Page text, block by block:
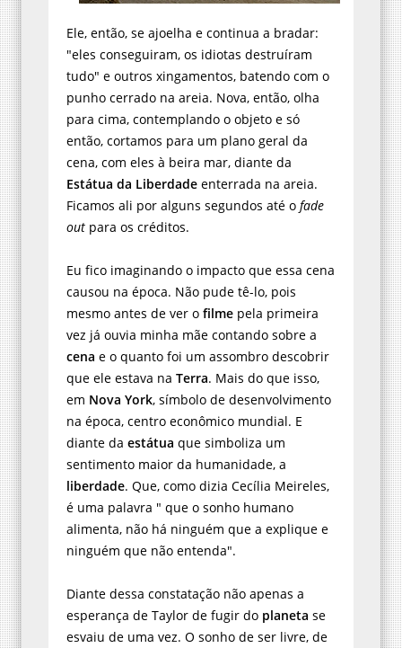
Ele, então, se ajoelha e continua a bradar:
"eles conseguiram, os idiotas destruíram
tudo" e outros xingamentos, batendo com o
punho cerrado na areia. Nova, então, olha
para cima, contemplando o objeto e só
então, cortamos para um plano geral da
cena, com eles à beira mar, diante da
Estátua da Liberdade enterrada na areia.
Ficamos ali por alguns segundos até o fade
out para os créditos.
Eu fico imaginando o impacto que essa cena
causou na época. Não pude tê-lo, pois
mesmo antes de ver o filme pela primeira
vez já ouvia minha mãe contando sobre a
cena e o quanto foi um assombro descobrir
que ele estava na Terra. Mais do que isso,
em Nova York, símbolo de desenvolvimento
na época, centro econômico mundial. E
diante da estátua que simboliza um
sentimento maior da humanidade, a
liberdade. Que, como dizia Cecília Meireles,
é uma palavra " que o sonho humano
alimenta, não há ninguém que a explique e
ninguém que não entenda".
Diante dessa constatação não apenas a
esperança de Taylor de fugir do planeta se
esvaiu de uma vez. O sonho de ser livre, de